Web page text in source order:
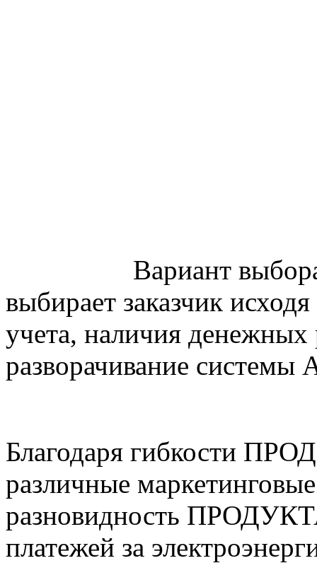
Вариант выбора
выбирает заказчик
учета, наличия денежных
разворачивание
Благодаря гибкости
различные
разновидность
платежей за